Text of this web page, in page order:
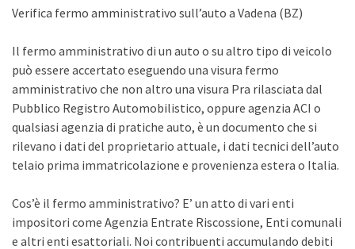
Verifica fermo amministrativo sull’auto a Vadena (BZ)
Il fermo amministrativo di un auto o su altro tipo di veicolo
può essere accertato eseguendo una visura fermo
amministrativo che non altro una visura Pra rilasciata dal
Pubblico Registro Automobilistico, oppure agenzia ACI o
qualsiasi agenzia di pratiche auto, è un documento che si
rilevano i dati del proprietario attuale, i dati tecnici dell’auto
telaio prima immatricolazione e provenienza estera o Italia.
Cos’è il fermo amministrativo? E’ un atto di vari enti
impositori come Agenzia Entrate Riscossione, Enti comunali
e altri enti esattoriali. Noi contribuenti accumulando debiti